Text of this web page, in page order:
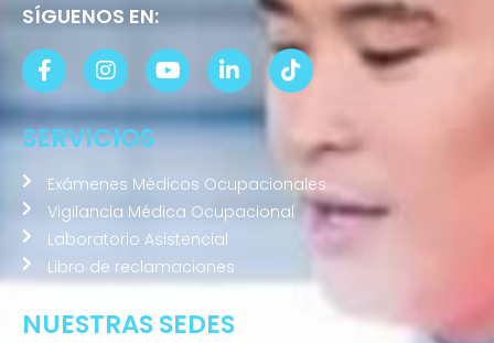
SÍGUENOS EN:
NUESTRAS SEDES
SERVICIOS
Exámenes Médicos Ocupacionales
Vigilancia Médica Ocupacional
Laboratorio Asistencial
Libro de reclamaciones